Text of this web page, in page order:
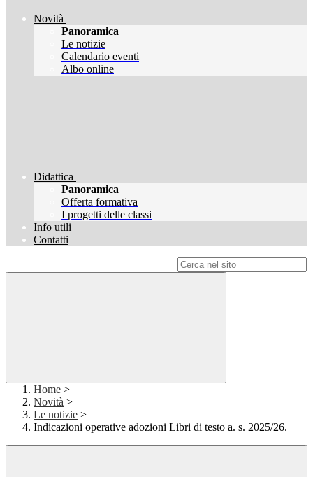
Novità
Panoramica
Le notizie
Calendario eventi
Albo online
Didattica
Panoramica
Offerta formativa
I progetti delle classi
Info utili
Contatti
Home >
Novità >
Le notizie >
Indicazioni operative adozioni Libri di testo a. s. 2025/26.